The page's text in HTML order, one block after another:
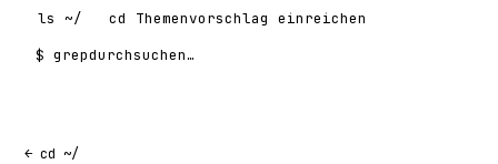
ls ~/ cd
Themenvorschlag einreichen
$ grep
Suchen nach:
← cd ~/